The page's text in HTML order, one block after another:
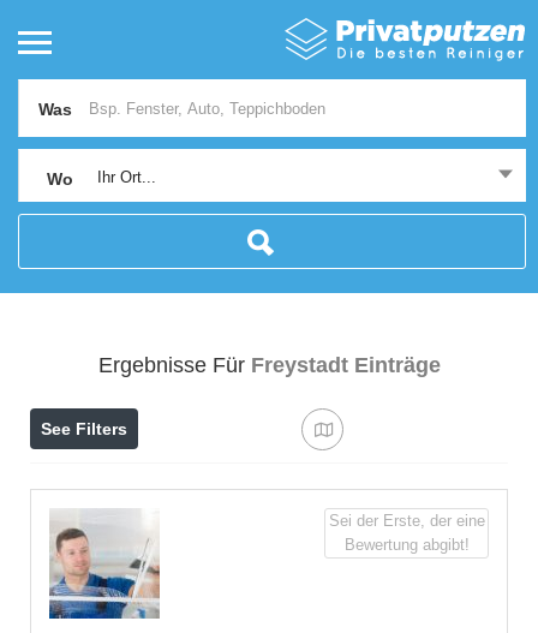
Was
Wo Ihr Ort...
Ergebnisse Für Freystadt Einträge
See Filters
Sei der Erste, der eine
Bewertung abgibt!